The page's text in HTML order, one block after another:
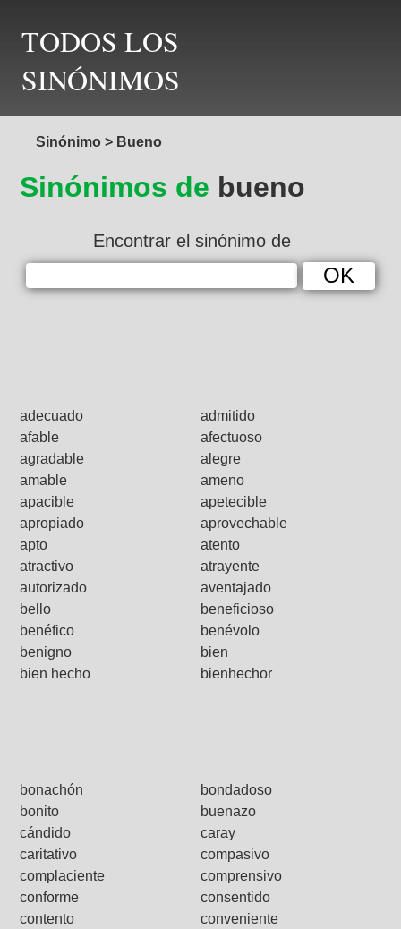
TODOS LOS
SINÓNIMOS
Sinónimo > Bueno
Sinónimos de bueno
Encontrar el sinónimo de
adecuado
admitido
afable
afectuoso
agradable
alegre
amable
ameno
apacible
apetecible
apropiado
aprovechable
apto
atento
atractivo
atrayente
autorizado
aventajado
bello
beneficioso
benéfico
benévolo
benigno
bien
bien hecho
bienhechor
bonachón
bondadoso
bonito
buenazo
cándido
caray
caritativo
compasivo
complaciente
comprensivo
conforme
consentido
contento
conveniente